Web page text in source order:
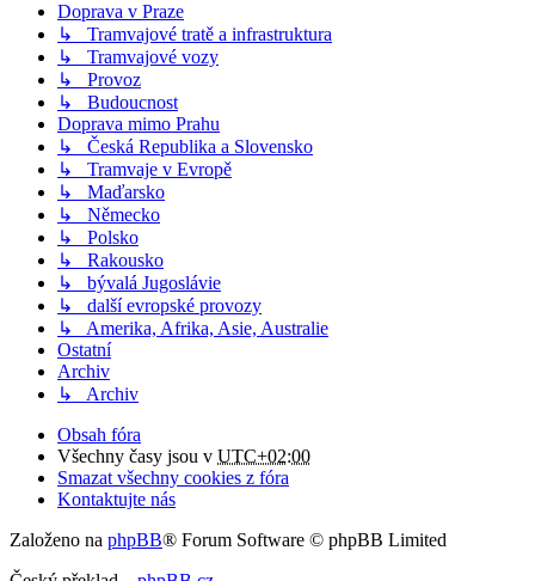
Doprava v Praze
↳ Tramvajové tratě a infrastruktura
↳ Tramvajové vozy
↳ Provoz
↳ Budoucnost
Doprava mimo Prahu
↳ Česká Republika a Slovensko
↳ Tramvaje v Evropě
↳ Maďarsko
↳ Německo
↳ Polsko
↳ Rakousko
↳ bývalá Jugoslávie
↳ další evropské provozy
↳ Amerika, Afrika, Asie, Australie
Ostatní
Archiv
↳ Archiv
Obsah fóra
Všechny časy jsou v UTC+02:00
Smazat všechny cookies z fóra
Kontaktujte nás
Založeno na phpBB® Forum Software © phpBB Limited